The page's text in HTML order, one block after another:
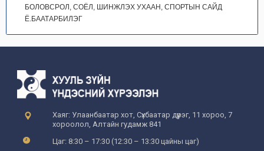
БОЛОВСРОЛ, СОЁЛ, ШИНЖЛЭХ УХААН, СПОРТЫН САЙД
Ё.БААТАРБИЛЭГ
Хаяг: Улаанбаатар хот, Сүхбаатар дүүрэг, 11 хороо, 7
хороолол, Алтайн гудамж 841
Цаг: 8:30 – 17:30 (12:30 – 13:30 цайны цаг)